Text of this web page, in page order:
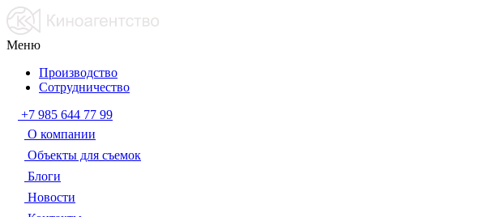
Меню
Производство
Сотрудничество
+7 985 644 77 99
О компании
Объекты для съемок
Блоги
Новости